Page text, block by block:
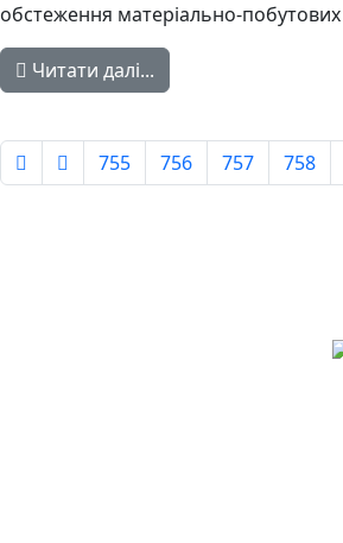
обстеження матеріально-побутових
Читати далі...
755 756 757 758